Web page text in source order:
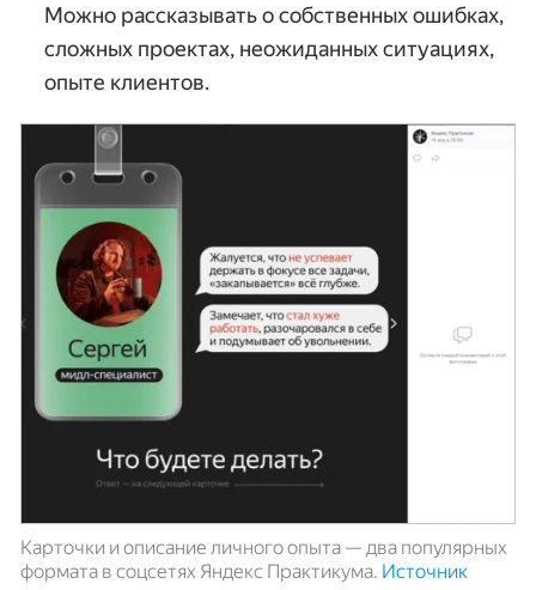
Можно рассказывать о собственных ошибках,
сложных проектах, неожиданных ситуациях,
опыте клиентов.
Карточки и описание личного опыта — два популярных
формата в соцсетях Яндекс Практикума. Источник